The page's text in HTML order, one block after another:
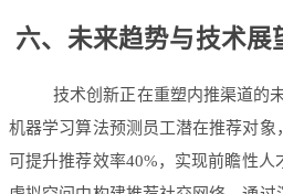
六、未来趋势与技术展
技术创新正在重塑内推渠道的
机器学习算法预测员工潜在推荐对
可提升推荐效率40%，实现前瞻性